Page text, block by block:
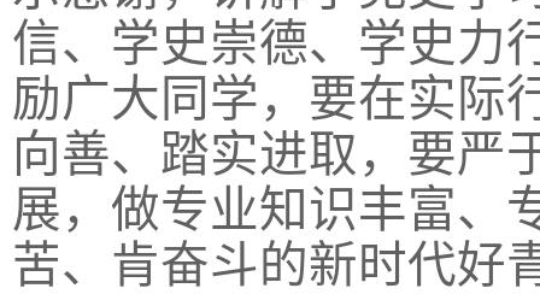
信、学史崇德、学史力
励广大同学，要在实际
向善、踏实进取，要严
展，做专业知识丰富、
苦、肯奋斗的新时代好